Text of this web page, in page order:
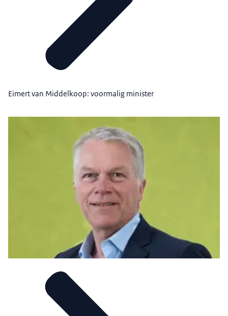
Eimert van Middelkoop: voormalig minister